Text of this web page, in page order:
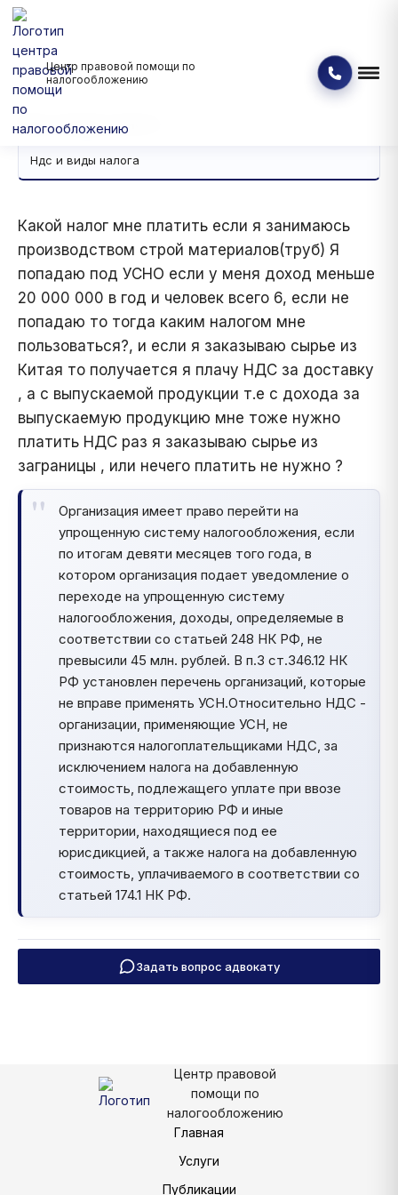
Центр правовой помощи по
налогообложению
Банкротство физических и юридических лиц
Вопрос - ответ
Ндс и виды налога
Ндс и виды налога
Ндс и виды налога
Какой налог мне платить если я занимаюсь
производством строй материалов(труб) Я
попадаю под УСНО если у меня доход меньше
20 000 000 в год и человек всего 6, если не
попадаю то тогда каким налогом мне
пользоваться?, и если я заказываю сырье из
Китая то получается я плачу НДС за доставку
, а с выпускаемой продукции т.е с дохода за
выпускаемую продукцию мне тоже нужно
платить НДС раз я заказываю сырье из
заграницы , или нечего платить не нужно ?
Организация имеет право перейти на
упрощенную систему налогообложения, если
по итогам девяти месяцев того года, в
котором организация подает уведомление о
переходе на упрощенную систему
налогообложения, доходы, определяемые в
соответствии со статьей 248 НК РФ, не
превысили 45 млн. рублей. В п.3 ст.346.12 НК
РФ установлен перечень организаций, которые
не вправе применять УСН.Относительно НДС -
организации, применяющие УСН, не
признаются налогоплательщиками НДС, за
исключением налога на добавленную
стоимость, подлежащего уплате при ввозе
товаров на территорию РФ и иные
территории, находящиеся под ее
юрисдикцией, а также налога на добавленную
стоимость, уплачиваемого в соответствии со
статьей 174.1 НК РФ.
Задать вопрос адвокату
Центр правовой
помощи по
налогообложению
Главная
Услуги
Публикации